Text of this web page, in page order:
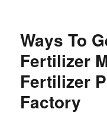
Ways To
Fertilizer
Fertilizer
Factory